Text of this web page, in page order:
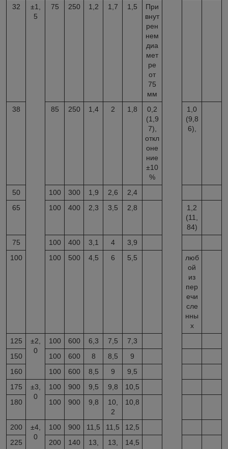
32
±1,
5
75 250 1,2 1,7 1,5
При
внут
рен
нем
диа
мет
ре
от
75
мм
38
85 250 1,4 2 1,8
0,2
(1,9
7),
откл
оне
ние
±10
%
1,0
(9,8
6),
50 100 300 1,9 2,6
2,4
65
100 400 2,3 3,5 2,8
1,2
(11,
84)
75
100 400 3,1 4
3,9
100
100 500 4,5 6 5,5
люб
ой
из
пер
ечи
сле
нны
х
125
±2,
0
100 600 6,3 7,5
7,3
150
100 600 8 8,5
9
160
100 600 8,5 9
9,5
175
±3,
0
100 900 9,5 9,8
10,5
180
100 900 9,8
10,
2
10,8
200
±4,
0
100 900 11,5 11,5
12,5
225
200
140
13,
13,
14,5